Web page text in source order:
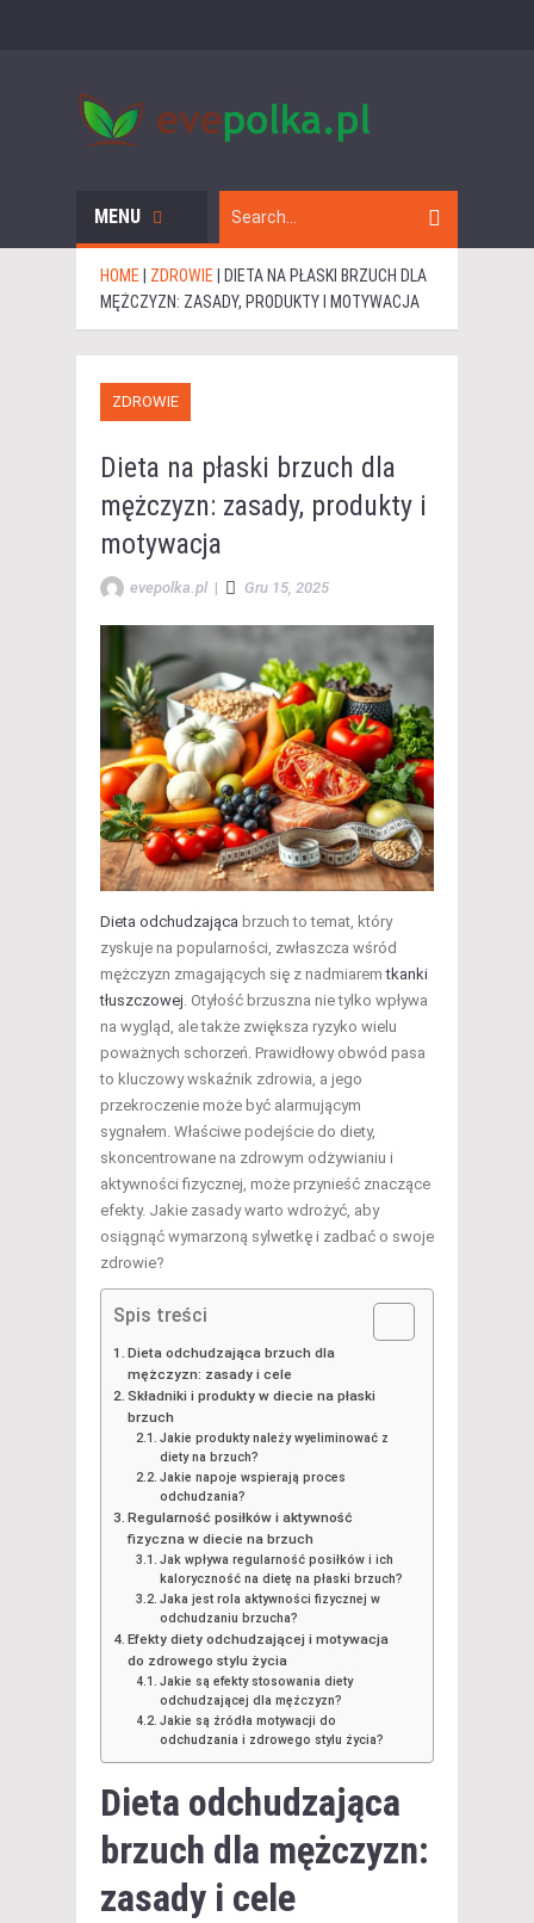
MENU
HOME | ZDROWIE | DIETA NA PŁASKI BRZUCH DLA
MĘŻCZYZN: ZASADY, PRODUKTY I MOTYWACJA
ZDROWIE
Dieta na płaski brzuch dla
mężczyzn: zasady, produkty i
motywacja
evepolka.pl | Gru 15, 2025
Dieta odchudzająca brzuch to temat, który
zyskuje na popularności, zwłaszcza wśród
mężczyzn zmagających się z nadmiaremtkanki
tłuszczowej. Otyłość brzuszna nie tylko wpływa
na wygląd, ale także zwiększa ryzyko wielu
poważnych schorzeń. Prawidłowy obwód pasa
to kluczowy wskaźnik zdrowia, a jego
przekroczenie może być alarmującym
sygnałem. Właściwe podejście do diety,
skoncentrowane na zdrowym odżywianiu i
aktywności fizycznej, może przynieść znaczące
efekty. Jakie zasady warto wdrożyć, aby
osiągnąć wymarzoną sylwetkę i zadbać o swoje
zdrowie?
Spis treści
Dieta odchudzająca brzuch dla
mężczyzn: zasady i cele
Składniki i produkty w diecie na płaski
brzuch
Jakie produkty należy wyeliminować z
diety na brzuch?
Jakie napoje wspierają proces
odchudzania?
Regularność posiłków i aktywność
fizyczna w diecie na brzuch
Jak wpływa regularność posiłków i ich
kaloryczność na dietę na płaski brzuch?
Jaka jest rola aktywności fizycznej w
odchudzaniu brzucha?
Efekty diety odchudzającej i motywacja
do zdrowego stylu życia
Jakie są efekty stosowania diety
odchudzającej dla mężczyzn?
Jakie są źródła motywacji do
odchudzania i zdrowego stylu życia?
Dieta odchudzająca
brzuch dla mężczyzn:
zasady i cele